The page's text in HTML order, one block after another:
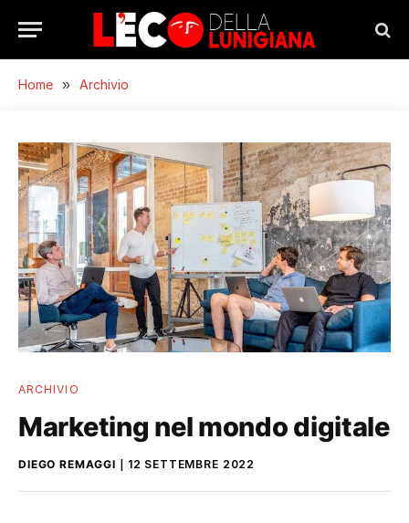
Home » Archivio
ARCHIVIO
Marketing nel mondo digitale
DIEGO REMAGGI 12 SETTEMBRE 2022